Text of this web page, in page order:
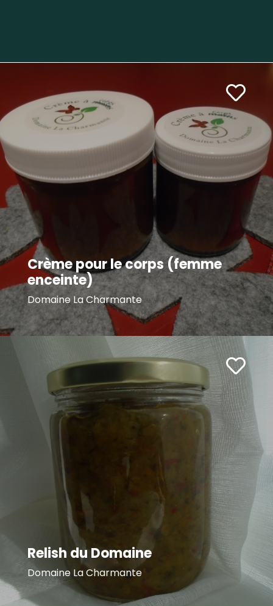
Crème pour le corps (femme
enceinte)
Domaine La Charmante
Relish du Domaine
Domaine La Charmante